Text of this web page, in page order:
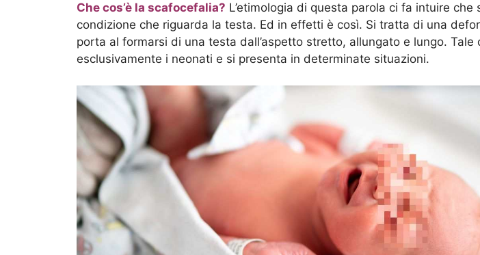
Che cos’è la scafocefalia? L’etimologia di questa parola ci fa intuire che
condizione che riguarda la testa. Ed in effetti è così. Si tratta di una
porta al formarsi di una testa dall’aspetto stretto, allungato e lungo. Tale
esclusivamente i neonati e si presenta in determinate situazioni.